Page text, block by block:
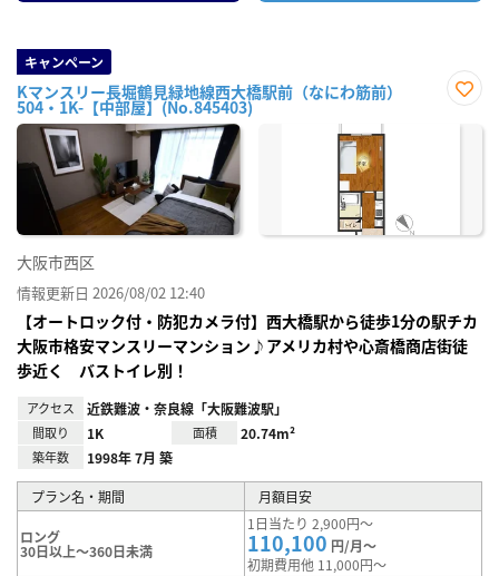
キャンペーン
Kマンスリー長堀鶴見緑地線西大橋駅前（なにわ筋前）
504・1K-【中部屋】(No.845403)
に入
大阪市西区
情報更新日 2026/08/02 12:40
【オートロック付・防犯カメラ付】西大橋駅から徒歩1分の駅チカ
大阪市格安マンスリーマンション♪アメリカ村や心斎橋商店街徒
歩近く バストイレ別！
アクセス 近鉄難波・奈良線「大阪難波駅」
間取り 1K 面積 20.74m²
築年数 1998年 7月 築
プラン名・期間 月額目安
ロング
30日以上～360日未満
1日当たり 2,900円～
110,100 円/月～
初期費用他 11,000円～